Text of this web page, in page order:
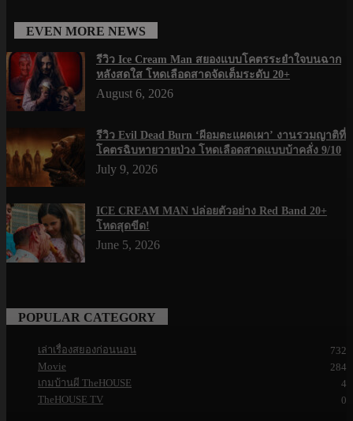
EVEN MORE NEWS
รีวิว Ice Cream Man สยองแบบโคตรระยำใจบนฉาก
หลังสดใส โหดเลือดสาดจัดเต็มระดับ 20+
August 6, 2026
รีวิว Evil Dead Burn ‘ผีอมตะแผดเผา’ งานรวมญาติที่
โคตรฉิบหายวายป่วง โหดเลือดสาดแบบบ้าคลั่ง 9/10
July 9, 2026
ICE CREAM MAN ปล่อยตัวอย่าง Red Band 20+
โหดสุดขีด!
June 5, 2026
POPULAR CATEGORY
เล่าเรื่องสยองก่อนนอน
732
Movie
284
เกมบ้านผี TheHOUSE
4
TheHOUSE TV
0